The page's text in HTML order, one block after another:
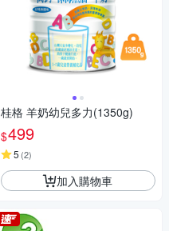
桂格 羊奶幼兒多力(1350g)
$499
5 (2)
加入購物車